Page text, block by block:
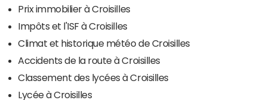
Prix immobilier à Croisilles
Impôts et l'ISF à Croisilles
Climat et historique météo de Croisilles
Accidents de la route à Croisilles
Classement des lycées à Croisilles
Lycée à Croisilles